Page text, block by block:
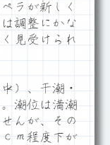
ラが新しく
調整にかな
見受けられ
）、干潮・
潮位は満潮
んが、その
ｍ程度下が